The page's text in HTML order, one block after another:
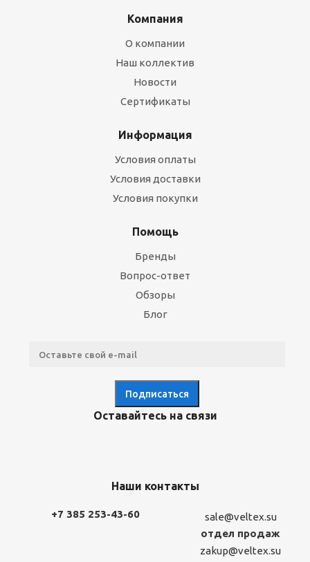
Компания
О компании
Наш коллектив
Новости
Сертификаты
Информация
Условия оплаты
Условия доставки
Условия покупки
Помощь
Бренды
Вопрос-ответ
Обзоры
Блог
Оставайтесь на связи
Наши контакты
+7 385 253-43-60
sale@veltex.su
отдел продаж
zakup@veltex.su